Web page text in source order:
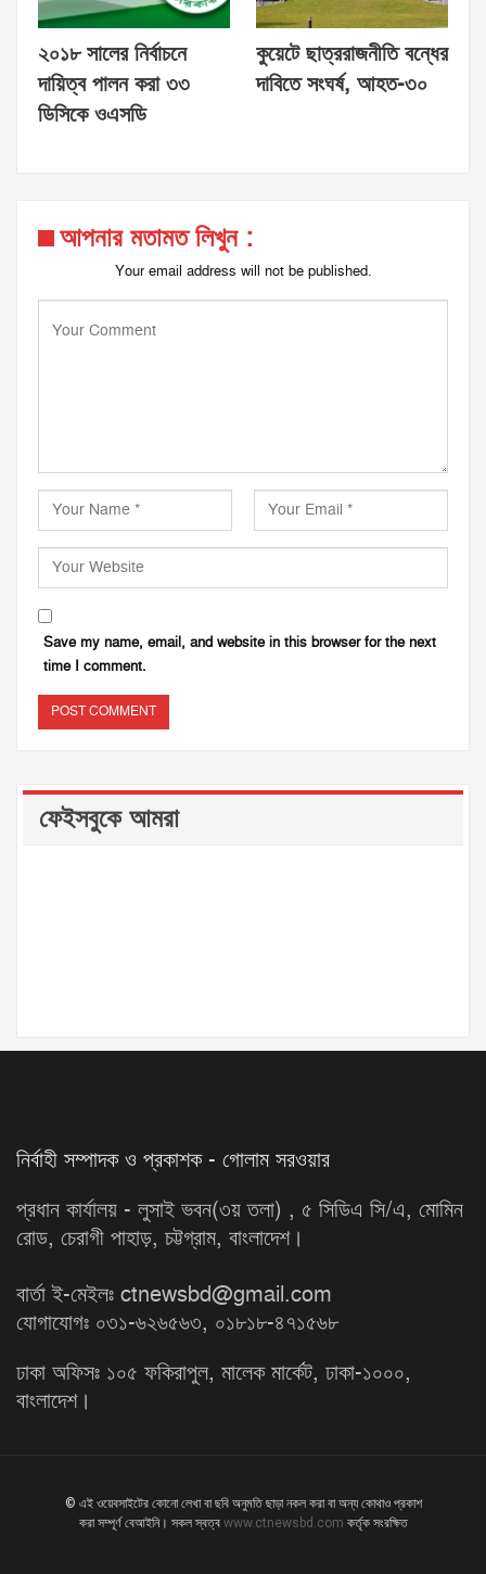
২০১৮ সালের নির্বাচনে
দায়িত্ব পালন করা ৩৩
ডিসিকে ওএসডি
কুয়েটে ছাত্ররাজনীতি বন্ধের
দাবিতে সংঘর্ষ, আহত-৩০
আপনার মতামত লিখুন :
Your email address will not be published.
Save my name, email, and website in this browser for the next
time I comment.
ফেইসবুকে আমরা
নির্বাহী সম্পাদক ও প্রকাশক - গোলাম সরওয়ার
প্রধান কার্যালয় - লুসাই ভবন(৩য় তলা) , ৫ সিডিএ সি/এ, মোমিন
রোড, চেরাগী পাহাড়, চট্টগ্রাম, বাংলাদেশ।
বার্তা ই-মেইলঃ ctnewsbd@gmail.com
যোগাযোগঃ ০৩১-৬২৬৫৬৩, ০১৮১৮-৪৭১৫৬৮
ঢাকা অফিসঃ ১০৫ ফকিরাপুল, মালেক মার্কেট, ঢাকা-১০০০,
বাংলাদেশ।
© এই ওয়েবসাইটের কোনো লেখা বা ছবি অনুমতি ছাড়া নকল করা বা অন্য কোথাও প্রকাশ
করা সম্পূর্ণ বেআইনি। সকল স্বত্ব www.ctnewsbd.com কর্তৃক সংরক্ষিত